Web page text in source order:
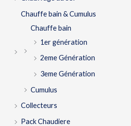
Chauffe bain & Cumulus
Chauffe bain
1er génération
2eme Génération
3eme Génération
Cumulus
Collecteurs
Pack Chaudiere